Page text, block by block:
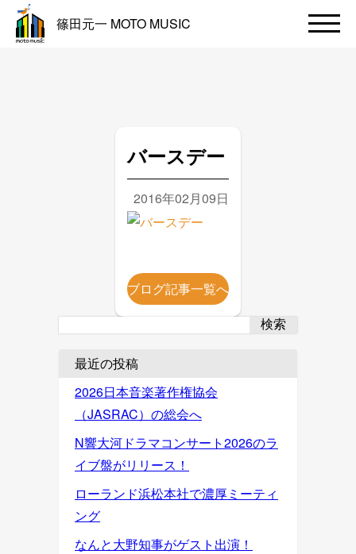
篠田元一 MOTO MUSIC
バースデー
2016年02月09日
ブログ記事一覧へ
検索
最近の投稿
2026日本音楽著作権協会
（JASRAC）の総会へ
N響大河ドラマコンサート2026のラ
イブ盤がリリース！
ローランド浜松本社で濃厚ミーティ
ング
なんと大野知事がゲスト出演！